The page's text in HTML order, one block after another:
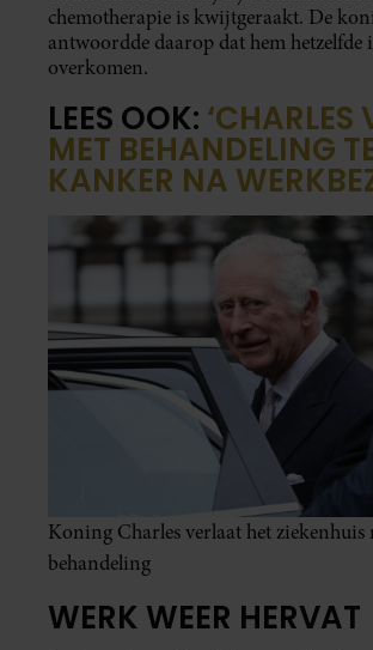
chemotherapie is kwijtgeraakt. De
antwoordde daarop dat hem hetzelfde
overkomen.
LEES OOK: ‘CHARLES
MET BEHANDELING
KANKER NA
Koning Charles verlaat het ziekenhuis
behandeling
WERK WEER HERVAT